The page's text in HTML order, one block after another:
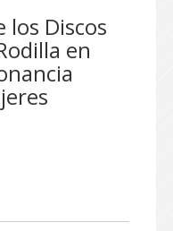
Discos
en